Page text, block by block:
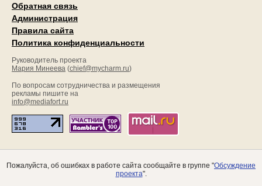
Обратная связь
Администрация
Правила сайта
Политика конфиденциальности
Руководитель проекта
Мария Минеева (chief@mycharm.ru)
По вопросам сотрудничества и размещения
рекламы пишите на
info@mediafort.ru
Пожалуйста, об ошибках в работе сайта сообщайте в группе "Обсуждение
проекта".